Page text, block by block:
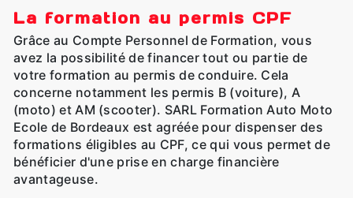
La formation au permis CPF
Grâce au Compte Personnel de Formation, vous
avez la possibilité de financer tout ou partie de
votre formation au permis de conduire. Cela
concerne notamment les permis B (voiture), A
(moto) et AM (scooter). SARL Formation Auto Moto
Ecole de Bordeaux est agréée pour dispenser des
formations éligibles au CPF, ce qui vous permet de
bénéficier d'une prise en charge financière
avantageuse.